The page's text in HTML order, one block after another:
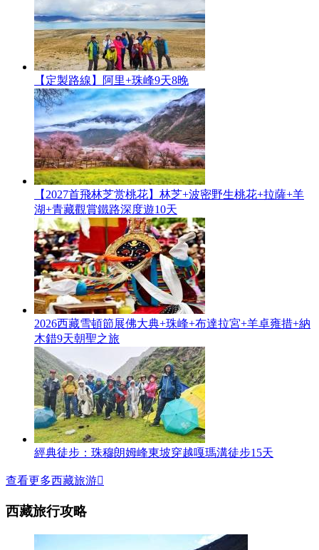
【定製路線】阿里+珠峰9天8晚
【2027首飛林芝赏桃花】林芝+波密野生桃花+拉薩+羊
湖+青藏觀賞鐵路深度遊10天
2026西藏雪頓節展佛大典+珠峰+布達拉宮+羊卓雍措+納
木錯9天朝聖之旅
經典徒步：珠穆朗姆峰東坡穿越嘎瑪溝徒步15天
查看更多西藏旅游
西藏旅行攻略